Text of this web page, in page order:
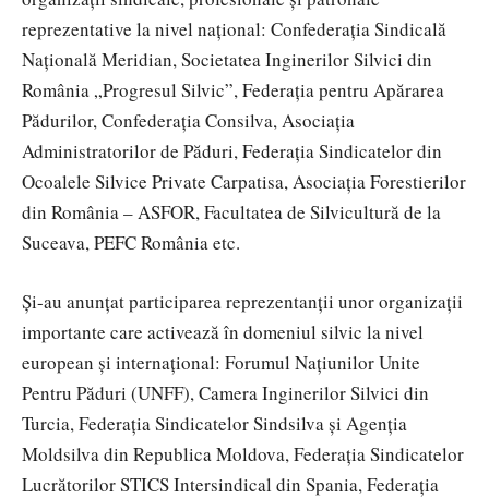
reprezentative la nivel național: Confederația Sindicală
Națională Meridian, Societatea Inginerilor Silvici din
România „Progresul Silvic”, Federația pentru Apărarea
Pădurilor, Confederația Consilva, Asociația
Administratorilor de Păduri, Federația Sindicatelor din
Ocoalele Silvice Private Carpatisa, Asociația Forestierilor
din România – ASFOR, Facultatea de Silvicultură de la
Suceava, PEFC România etc.
Și-au anunțat participarea reprezentanții unor organizații
importante care activează în domeniul silvic la nivel
european și internațional: Forumul Națiunilor Unite
Pentru Păduri (UNFF), Camera Inginerilor Silvici din
Turcia, Federația Sindicatelor Sindsilva și Agenția
Moldsilva din Republica Moldova, Federația Sindicatelor
Lucrătorilor STICS Intersindical din Spania, Federația